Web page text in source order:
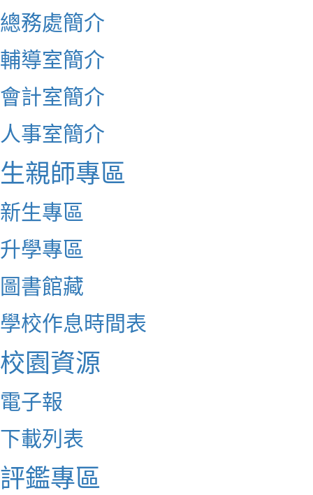
總務處簡介
輔導室簡介
會計室簡介
人事室簡介
生親師專區
新生專區
升學專區
圖書館藏
學校作息時間表
校園資源
電子報
下載列表
評鑑專區